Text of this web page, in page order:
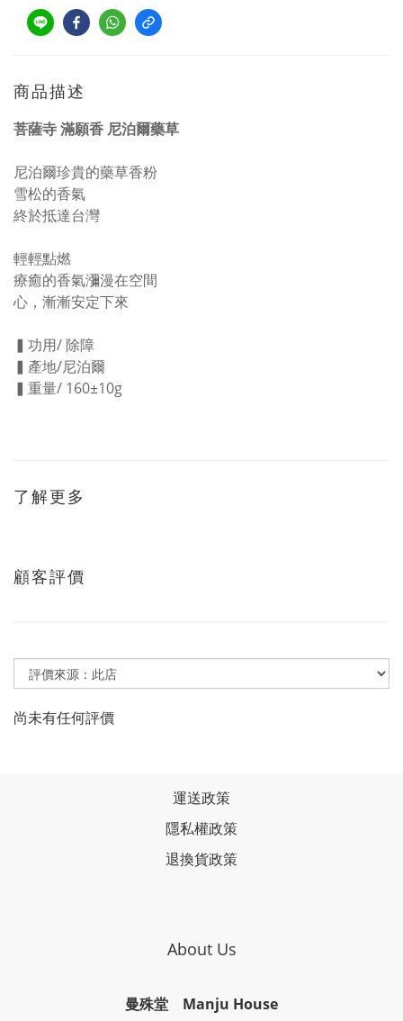
商品描述
菩薩寺 滿願香 尼泊爾藥草
尼泊爾珍貴的藥草香粉
雪松的香氣
終於抵達台灣
輕輕點燃
療癒的香氣瀰漫在空間
心，漸漸安定下來
▍功用/ 除障
▍產地/尼泊爾
▍重量/ 160±10g
了解更多
顧客評價
尚未有任何評價
運送政策
隱私權政策
退換貨政策
About Us
曼殊堂 Manju House